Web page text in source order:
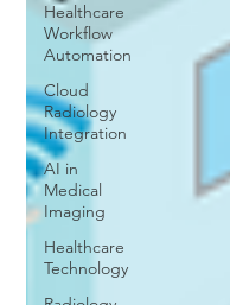
Healthcare
Workflow
Automation
Cloud
Radiology
Integration
AI in
Medical
Imaging
Healthcare
Technology